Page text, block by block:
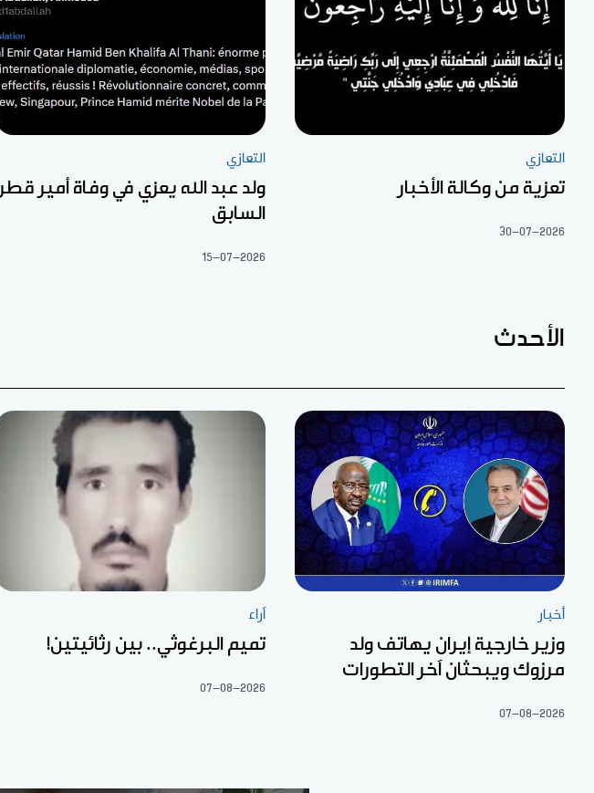
التعازي
تعزية من وكالة الأخبار
30-07-2026
التعازي
ولد عبد الله يعزي في وفاة أمير قطر
السابق
15-07-2026
الأحدث
أخبار
وزير خارجية إيران يهاتف ولد
مرزوك ويبحثان آخر التطورات
07-08-2026
آراء
تميم البرغوثي.. بين رثائيتين!
07-08-2026